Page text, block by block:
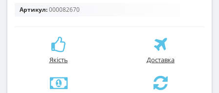
Артикул:000082670
Якість Доставка